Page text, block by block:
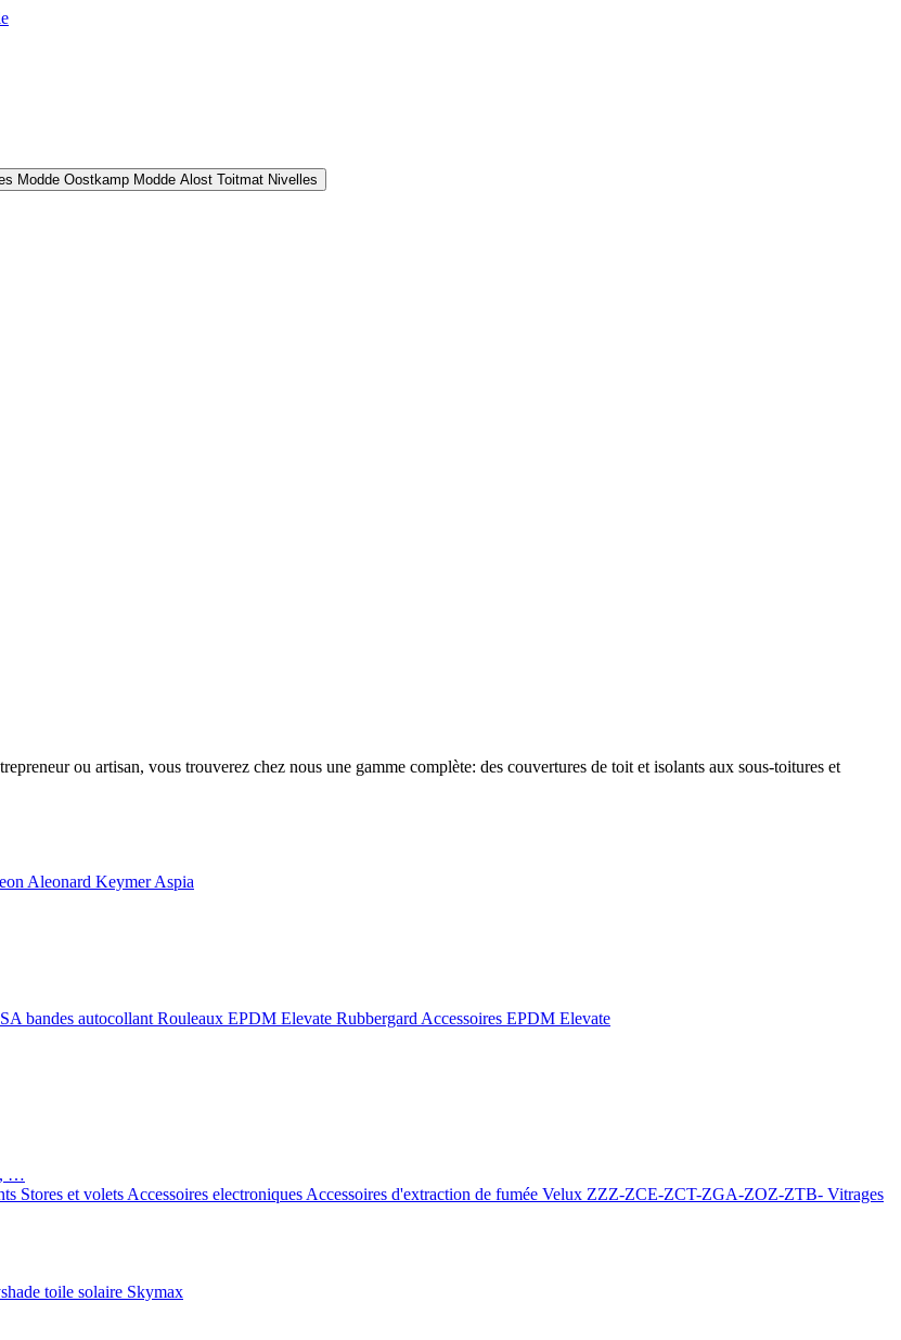
Modde Oostkamp Modde Alost Toitmat Nivelles
ou artisan, vous trouverez chez nous une gamme complète: des couvertures de toit et isolants aux sous-toitures et
Aleonard KeymerAspia
bandes autocollant Rouleaux EPDM Elevate Rubbergard Accessoires EPDM Elevate
…
Stores et volets Accessoires electroniques Accessoires d'extraction de fumée Velux ZZZ-ZCE-ZCT-ZGA-ZOZ-ZTB- Vitrages
toile solaire Skymax